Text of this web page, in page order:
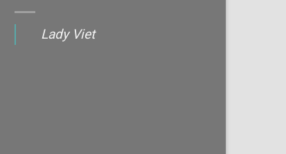
Lady Viet